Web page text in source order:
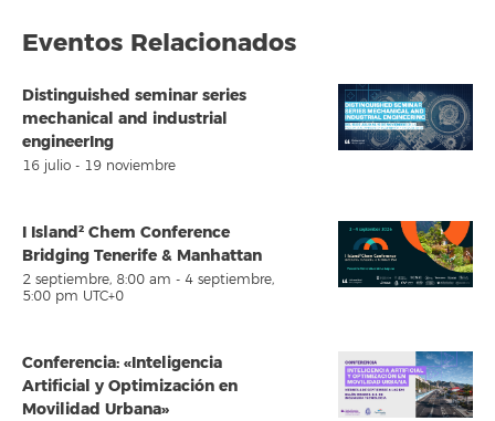
Eventos Relacionados
Distinguished seminar series
mechanical and industrial
engineerIng
16 julio - 19 noviembre
I Island² Chem Conference
Bridging Tenerife & Manhattan
2 septiembre, 8:00 am - 4 septiembre,
5:00 pm UTC+0
Conferencia: «Inteligencia
Artificial y Optimización en
Movilidad Urbana»